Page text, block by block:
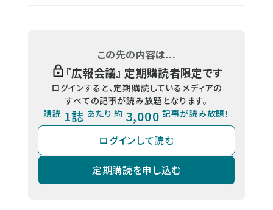
この先の内容は...
『広報会議』 定期購読者限定です
ログインすると、定期購読しているメディアの
すべての記事が読み放題となります。
購読 1誌 あたり 約 3,000 記事が読み放題！
ログインして読む
定期購読を申し込む